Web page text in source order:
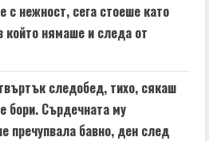
с нежност, сега стоеше като
който нямаше и следа от
следобед, тихо, сякаш
бори. Сърдечната му
пречупвала бавно, ден след